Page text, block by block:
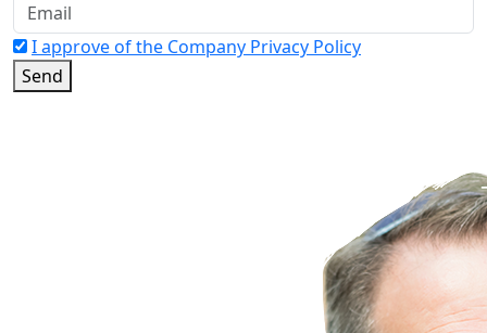
I approve of the Company Privacy Policy
Send